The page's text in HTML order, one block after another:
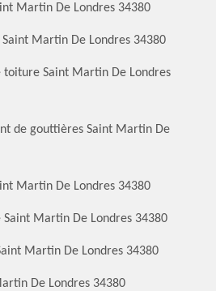
Martin De Londres 34380
Martin De Londres 34380
toiture Saint Martin De Londres
de gouttières Saint Martin De
Martin De Londres 34380
Martin De Londres 34380
Martin De Londres 34380
De Londres 34380